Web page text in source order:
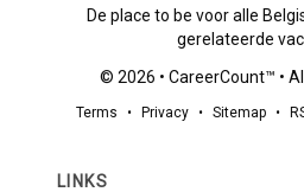
De place to be voor alle
gerelateerde
© 2026 • CareerCount™ •
Terms • Privacy • Sitemap •
LINKS